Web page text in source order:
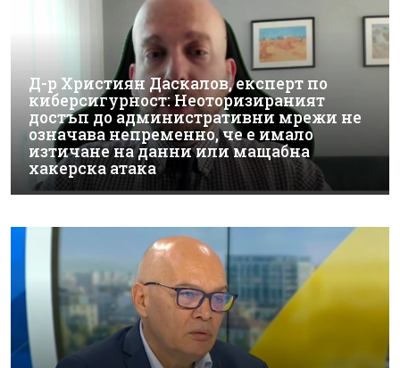
Д-р Християн Даскалов, експерт по
киберсигурност: Неоторизираният
достъп до административни мрежи не
означава непременно, че е имало
изтичане на данни или мащабна
хакерска атака